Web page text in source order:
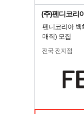
(주)펜디코리
펜디코리아 백
매직) 모집
전국 전지점